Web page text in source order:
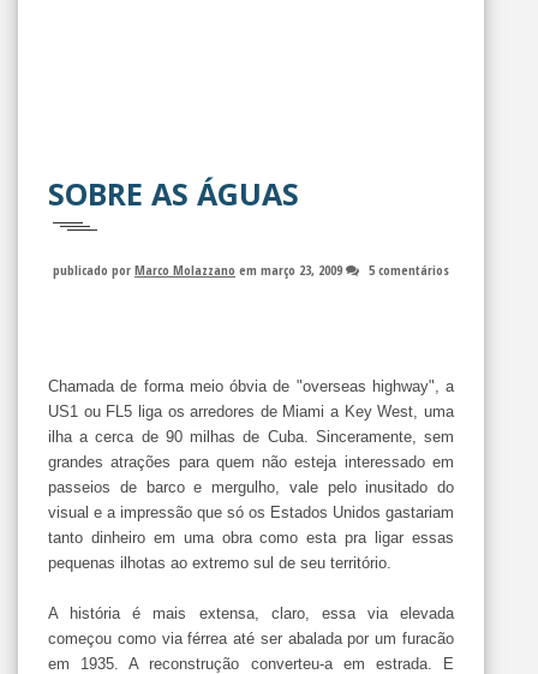
SOBRE AS ÁGUAS
publicado por Marco Molazzano em março 23, 2009 5 comentários
Chamada de forma meio óbvia de "overseas highway", a
US1 ou FL5 liga os arredores de Miami a Key West, uma
ilha a cerca de 90 milhas de Cuba. Sinceramente, sem
grandes atrações para quem não esteja interessado em
passeios de barco e mergulho, vale pelo inusitado do
visual e a impressão que só os Estados Unidos gastariam
tanto dinheiro em uma obra como esta pra ligar essas
pequenas ilhotas ao extremo sul de seu território.
A história é mais extensa, claro, essa via elevada
começou como via férrea até ser abalada por um furacão
em 1935. A reconstrução converteu-a em estrada. E